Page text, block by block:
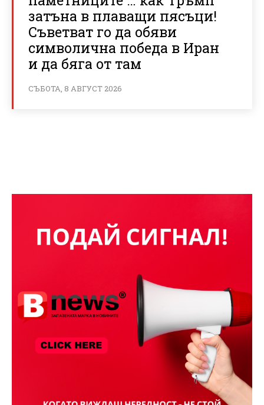
затъна в плаващи пясъци!
Съветват го да обяви
символична победа в Иран
и да бяга от там
СЪБОТА, 8 АВГУСТ 2026